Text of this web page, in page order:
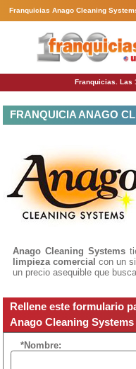
Franquicias Anago Cleaning
Franquicias. Las
FRANQUICIA ANAGO
Anago Cleaning Systems
limpieza comercial con un
un precio asequible que
Rellene este formulario
Anago Cleaning Systems
*Nombre: